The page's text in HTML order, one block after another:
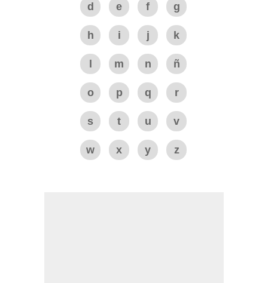
d e f g
h i j k
m n ñ
o p q r
s t u v
w x y z